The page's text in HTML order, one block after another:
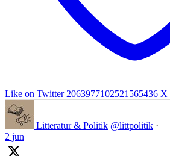
Like on Twitter 2063977102521565436 X
Litteratur & Politik @littpolitik ·
2 jun